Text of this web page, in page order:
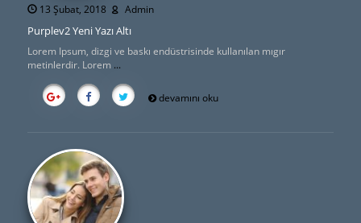
13 Şubat, 2018 Admin
Purplev2 Yeni Yazı Altı
Lorem Ipsum, dizgi ve baskı endüstrisinde kullanılan mıgır
metinlerdir. Lorem ...
devamını oku